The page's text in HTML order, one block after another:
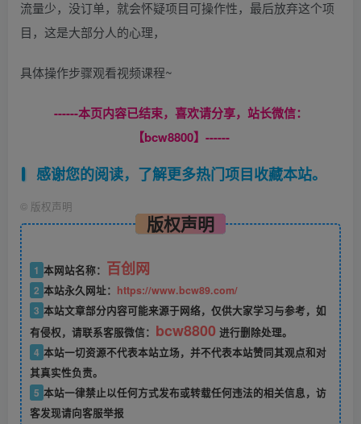
流量少，没订单，就会怀疑项目可操作性，最后放弃这个项
目，这是大部分人的心理，
具体操作步骤观看视频课程~
------本页内容已结束，喜欢请分享，站长微信：
【bcw8800】------
感谢您的阅读，了解更多热门项目收藏本站。
© 版权声明
版权声明
1 本网站名称： 百创网
2 本站永久网址： https://www.bcw89.com/
3 本站文章部分内容可能来源于网络，仅供大家学习与参考，如
有侵权，请联系客服微信： bcw8800 进行删除处理。
4 本站一切资源不代表本站立场，并不代表本站赞同其观点和对
其真实性负责。
5 本站一律禁止以任何方式发布或转载任何违法的相关信息，访
客发现请向客服举报